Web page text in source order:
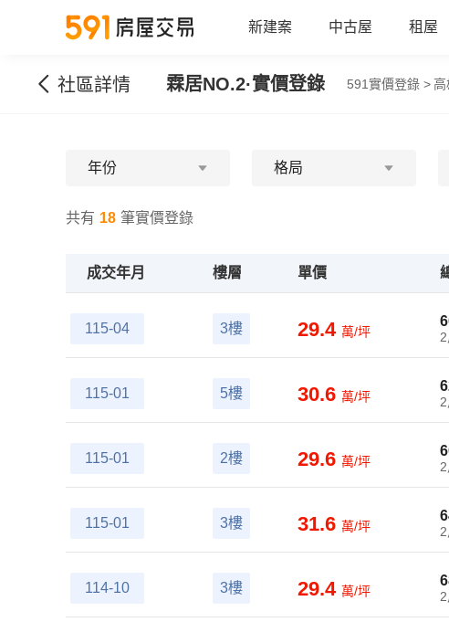
新建案 中古屋 租屋
社區詳情 霖居NO.2·實價登錄 591實價登錄 >高
年份 格局
共有 18 筆實價登錄
成交年月 樓層 單價
115-04 3樓 29.4 萬/坪
115-01 5樓 30.6 萬/坪
115-01 2樓 29.6 萬/坪
115-01 3樓 31.6 萬/坪
114-10 3樓 29.4 萬/坪